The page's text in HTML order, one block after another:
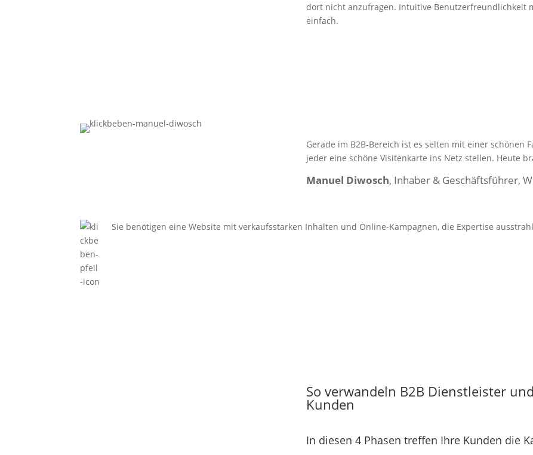
dort nicht anzufragen. Intuitive Benutzerfreundlichkeit
einfach.
Gerade im B2B-Bereich ist es selten mit einer schönen
jeder eine schöne Visitenkarte ins Netz stellen. Heute
Manuel Diwosch, Inhaber & Geschäftsführer,
Sie benötigen eine Website mit verkaufsstarken Inhalten und Online-Kampagnen, die Expertise
So verwandeln B2B Dienstleister
Kunden
In diesen 4 Phasen treffen Ihre Kunden die